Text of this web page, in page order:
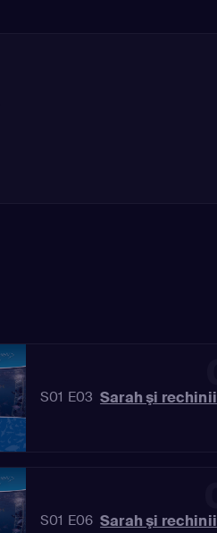
S01 E03 Sarah şi rechinii
S01 E06 Sarah şi rechinii